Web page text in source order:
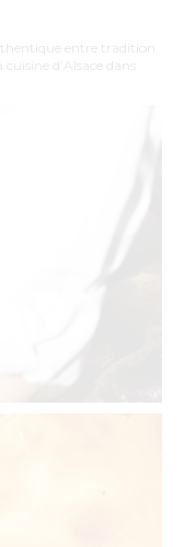
entre tradition
d’Alsace dans